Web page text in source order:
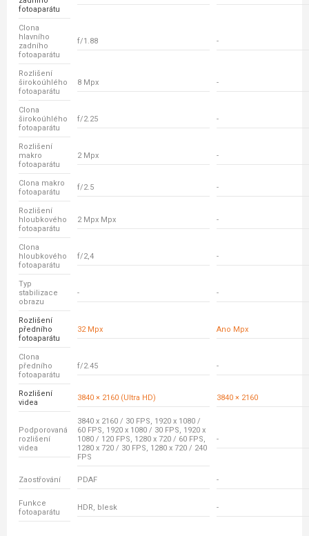
fotoaparátu
Clona
hlavního
zadního
fotoaparátu
f/1.88 -
Rozlišení
širokoúhlého
fotoaparátu
8 Mpx -
Clona
širokoúhlého
fotoaparátu
f/2.25 -
Rozlišení
makro
fotoaparátu
2 Mpx -
Clona makro
fotoaparátu
f/2.5 -
Rozlišení
hloubkového
fotoaparátu
2 Mpx Mpx -
Clona
hloubkového
fotoaparátu
f/2,4 -
Typ
stabilizace
obrazu
- -
Rozlišení
předního
fotoaparátu
32 Mpx Ano Mpx
Clona
předního
fotoaparátu
f/2.45 -
Rozlišení
videa
3840 × 2160 (Ultra HD) 3840 × 2160
Podporovaná
rozlišení
videa
3840 x 2160 / 30 FPS, 1920 x 1080 /
60 FPS, 1920 x 1080 / 30 FPS, 1920 x
1080 / 120 FPS, 1280 x 720 / 60 FPS,
1280 x 720 / 30 FPS, 1280 x 720 / 240
FPS
-
Zaostřování PDAF -
Funkce
fotoaparátu
HDR, blesk -